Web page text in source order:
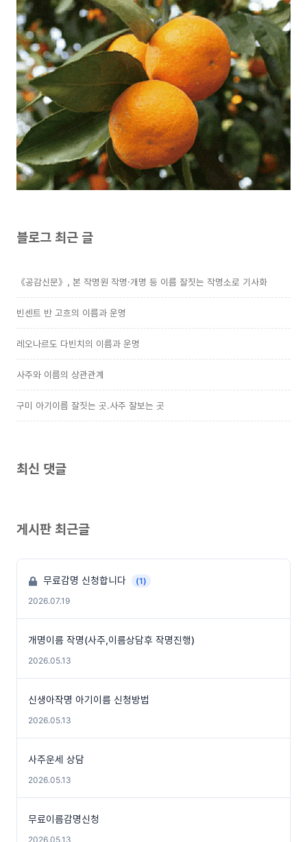
블로그 최근 글
《공감신문》, 본 작명원 작명·개명 등 이름 잘짓는 작명소로 기사화
빈센트 반 고흐의 이름과 운명
레오나르도 다빈치의 이름과 운명
사주와 이름의 상관관계
구미 아기이름 잘짓는 곳.사주 잘보는 곳
최신 댓글
게시판 최근글
무료감명 신청합니다
(1)
2026.07.19
개명이름 작명(사주,이름상담후 작명진행)
2026.05.13
신생아작명 아기이름 신청방법
2026.05.13
사주운세 상담
2026.05.13
무료이름감명신청
2026.05.13